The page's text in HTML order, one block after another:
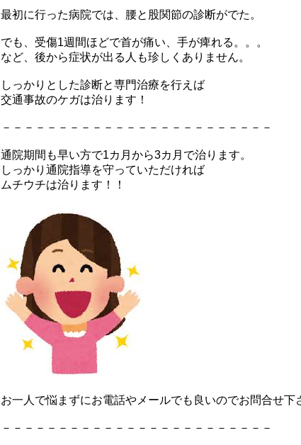
最初に行った病院では、腰と股関節の診断がでた。
でも、受傷1週間ほどで首が痛い、手が痺れる。。。
など、後から症状が出る人も珍しくありません。
しっかりとした診断と専門治療を行えば
交通事故のケガは治ります！
－－－－－－－－－－－－－－－－－－－－－－－－
通院期間も早い方で1カ月から3カ月で治ります。
しっかり通院指導を守っていただければ
ムチウチは治ります！！
お一人で悩まずにお電話やメールでも良いのでお問合せ下
－－－－－－－－－－－－－－－－－－－－－－－－